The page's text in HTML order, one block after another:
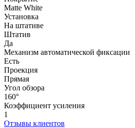
Matte White
Установка
На штативе
Штатив
Да
Механизм автоматической фиксации
Есть
Проекция
Прямая
Угол обзора
160°
Коэффициент усиления
1
Отзывы клиентов